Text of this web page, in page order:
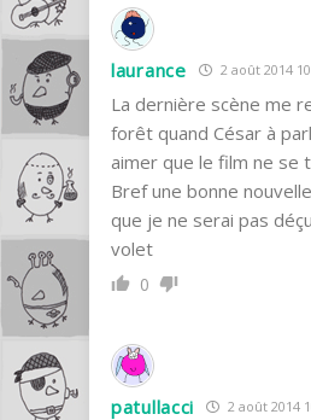
laurance 2 août 2014
La dernière scène me
forêt quand César à
aimer que le film ne se
Bref une bonne
que je ne serai pas
volet
0
patullacci 2 août 2014